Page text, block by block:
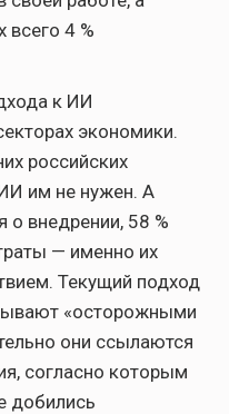
всего 4 %
к ИИ
экономики.
российских
им не нужен. А
о внедрении, 58 %
— именно их
Текущий подход
«осторожными
они ссылаются
согласно которым
добились